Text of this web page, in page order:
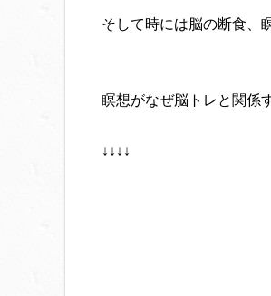
そして時には脳の断食、
瞑想がなぜ脳トレと関係
↓↓↓↓